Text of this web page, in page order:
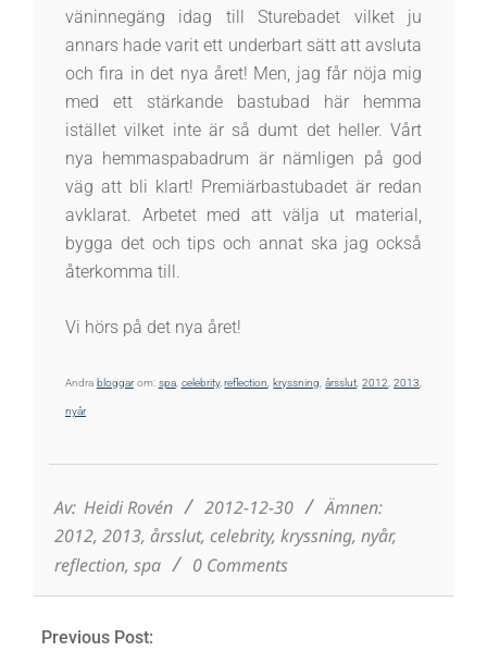
väninnegäng idag till Sturebadet vilket ju
annars hade varit ett underbart sätt att avsluta
och fira in det nya året! Men, jag får nöja mig
med ett stärkande bastubad här hemma
istället vilket inte är så dumt det heller. Vårt
nya hemmaspabadrum är nämligen på god
väg att bli klart! Premiärbastubadet är redan
avklarat. Arbetet med att välja ut material,
bygga det och tips och annat ska jag också
återkomma till.
Vi hörs på det nya året!
Andra bloggarom: spa, celebrity,reflection,kryssning,årsslut,2012,2013,
nyår
30
Av: Heidi Rovén 2012-12-30
Ämnen:
2012, 2013, årsslut, celebrity, kryssning, nyår,
reflection, spa 0 Comments
Previous Post: